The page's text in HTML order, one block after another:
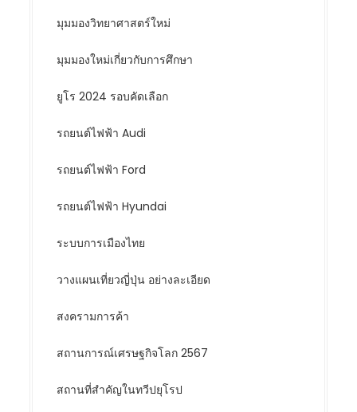
มุมมองวิทยาศาสตร์ใหม่
มุมมองใหม่เกี่ยวกับการศึกษา
ยูโร 2024 รอบคัดเลือก
รถยนต์ไฟฟ้า Audi
รถยนต์ไฟฟ้า Ford
รถยนต์ไฟฟ้า Hyundai
ระบบการเมืองไทย
วางแผนเที่ยวญี่ปุ่น อย่างละเอียด
สงครามการค้า
สถานการณ์เศรษฐกิจโลก 2567
สถานที่สำคัญในทวีปยุโรป